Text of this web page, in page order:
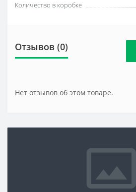
Количество в коробке
Отзывов (0)
Нет отзывов об этом товаре.